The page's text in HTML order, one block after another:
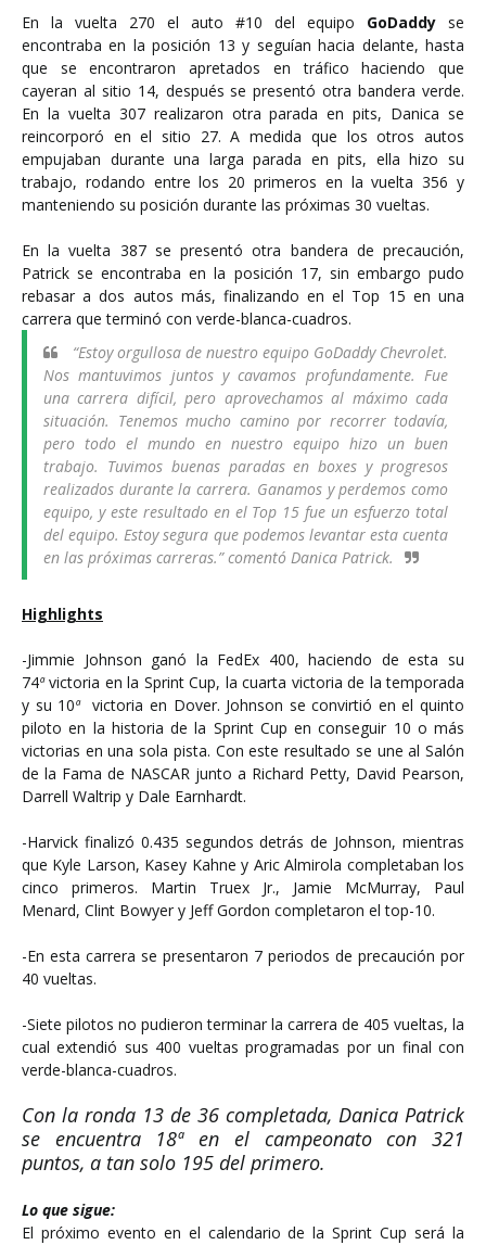
En la vuelta 270 el auto #10 del equipo GoDaddy se
encontraba en la posición 13 y seguían hacia delante, hasta
que se encontraron apretados en tráfico haciendo que
cayeran al sitio 14, después se presentó otra bandera verde.
En la vuelta 307 realizaron otra parada en pits, Danica se
reincorporó en el sitio 27. A medida que los otros autos
empujaban durante una larga parada en pits, ella hizo su
trabajo, rodando entre los 20 primeros en la vuelta 356 y
manteniendo su posición durante las próximas 30 vueltas.
En la vuelta 387 se presentó otra bandera de precaución,
Patrick se encontraba en la posición 17, sin embargo pudo
rebasar a dos autos más, finalizando en el Top 15 en una
carrera que terminó con verde-blanca-cuadros.
“Estoy orgullosa de nuestro equipo GoDaddy Chevrolet.
Nos mantuvimos juntos y cavamos profundamente. Fue
una carrera difícil, pero aprovechamos al máximo cada
situación. Tenemos mucho camino por recorrer todavía,
pero todo el mundo en nuestro equipo hizo un buen
trabajo. Tuvimos buenas paradas en boxes y progresos
realizados durante la carrera. Ganamos y perdemos como
equipo, y este resultado en el Top 15 fue un esfuerzo total
del equipo. Estoy segura que podemos levantar esta cuenta
en las próximas carreras.” comentó Danica Patrick.
Highlights
-Jimmie Johnson ganó la FedEx 400, haciendo de esta su
74ªvictoria en la Sprint Cup, la cuarta victoria de la temporada
y su 10ªvictoria en Dover. Johnson se convirtió en el quinto
piloto en la historia de la Sprint Cup en conseguir 10 o más
victorias en una sola pista. Con este resultado se une al Salón
de la Fama de NASCAR junto a Richard Petty, David Pearson,
Darrell Waltrip y Dale Earnhardt.
-Harvick finalizó 0.435 segundos detrás de Johnson, mientras
que Kyle Larson, Kasey Kahne y Aric Almirola completaban los
cinco primeros. Martin Truex Jr., Jamie McMurray, Paul
Menard, Clint Bowyer y Jeff Gordon completaron el top-10.
-En esta carrera se presentaron 7 periodos de precaución por
40 vueltas.
-Siete pilotos no pudieron terminar la carrera de 405 vueltas, la
cual extendió sus 400 vueltas programadas por un final con
verde-blanca-cuadros.
Con la ronda 13 de 36 completada, Danica Patrick
se encuentra 18ª en el campeonato con 321
puntos, a tan solo 195 del primero.
Lo que sigue:
El próximo evento en el calendario de la Sprint Cup será la